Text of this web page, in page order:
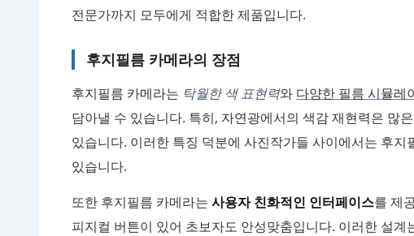
전문가까지 모두에게 적합한 제품입니다.
후지필름 카메라의 장점
후지필름 카메라는 탁월한 색 표현력와 다양한 필름 시뮬레
담아낼 수 있습니다. 특히, 자연광에서의 색감 재현력은 많
있습니다. 이러한 특징 덕분에 사진작가들 사이에서는 후지
있습니다.
또한 후지필름 카메라는 사용자 친화적인 인터페이스를 제
피지컬 버튼이 있어 초보자도 안성맞춤입니다. 이러한 설계